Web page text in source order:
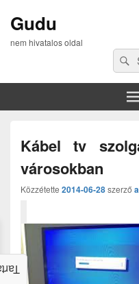
Gudu
nem hivatalos oldal
for:
Kábel tv
városokban
Közzétette 2014-06-28szerző